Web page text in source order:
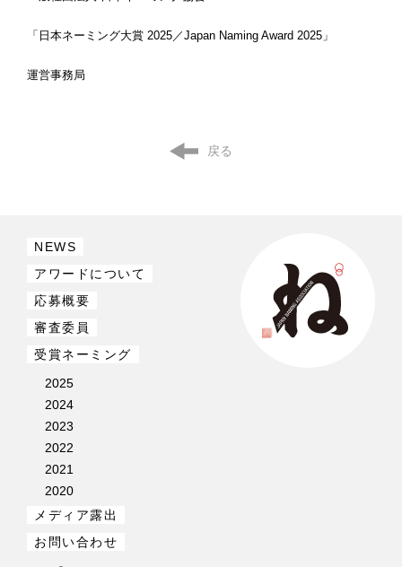
「日本ネーミング大賞 2025／Japan Naming Award 2025」
運営事務局
戻る
NEWS
アワードについて
応募概要
審査委員
受賞ネーミング
2025
2024
2023
2022
2021
2020
メディア露出
お問い合わせ